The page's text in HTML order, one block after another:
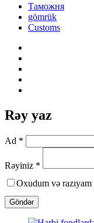
Таможня
gömrük
Customs
Rəy yaz
Ad *
Rəyiniz *
Oxudum və razıyam
Göndər